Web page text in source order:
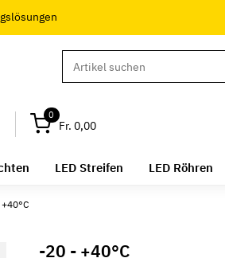
0
Fr. 0,00
LED Streifen LED Röhren
-20 - +40°C